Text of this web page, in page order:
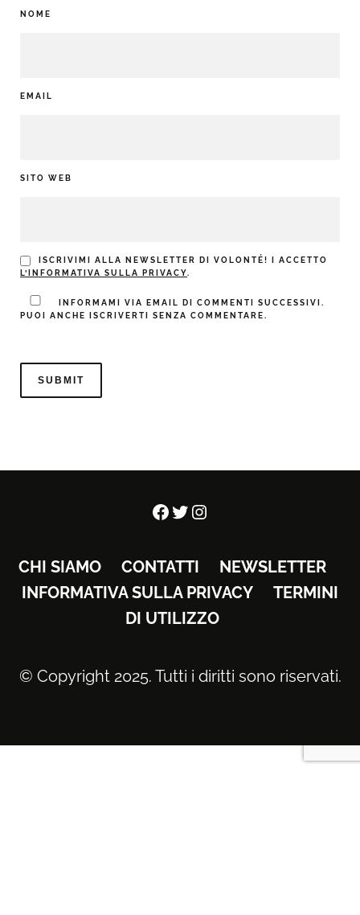
NOME
EMAIL
SITO WEB
ISCRIVIMI ALLA NEWSLETTER DI VOLONTÉ! I ACCETTO
L’INFORMATIVA SULLA PRIVACY.
INFORMAMI VIA EMAIL DI COMMENTI SUCCESSIVI.
PUOI ANCHE ISCRIVERTI SENZA COMMENTARE.
Facebook
Twitter
Instagram
CHI SIAMO CONTATTI
NEWSLETTER
INFORMATIVA SULLA PRIVACY
TERMINI
DI UTILIZZO
© Copyright 2025. Tutti i diritti sono riservati.